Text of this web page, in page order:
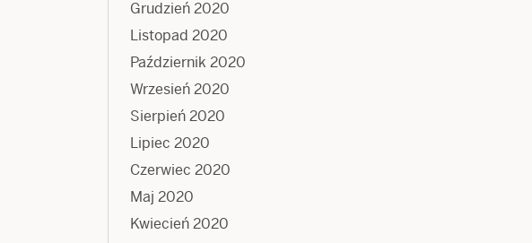
Grudzień 2020
Listopad 2020
Październik 2020
Wrzesień 2020
Sierpień 2020
Lipiec 2020
Czerwiec 2020
Maj 2020
Kwiecień 2020